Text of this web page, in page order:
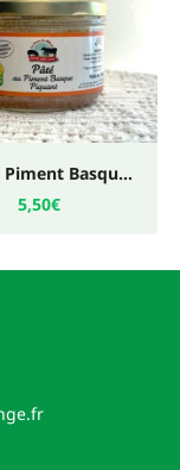
Pâté au Piment Basque PIQUANT 180g
5,50€